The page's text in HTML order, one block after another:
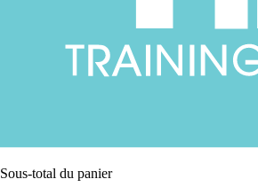
Sous-total du panier